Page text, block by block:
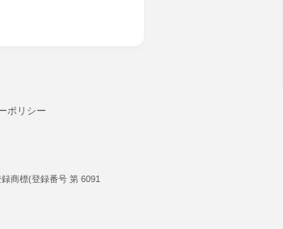
ポリシー
商標(登録番号 第 6091